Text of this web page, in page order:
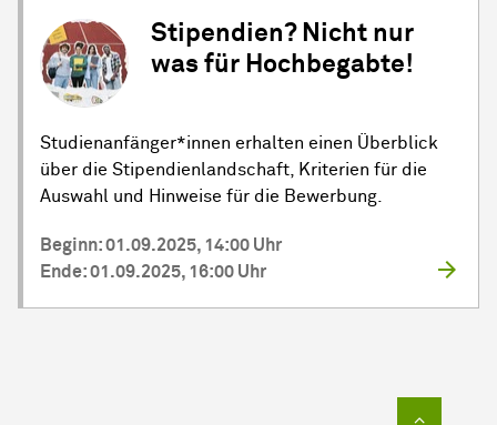
Stipendien? Nicht nur
was für Hochbegabte!
Studienanfänger*innen erhalten einen Überblick
über die Stipendienlandschaft, Kriterien für die
Auswahl und Hinweise für die Bewerbung.
Beginn: 01.09.2025, 14:00 Uhr
Ende: 01.09.2025, 16:00 Uhr